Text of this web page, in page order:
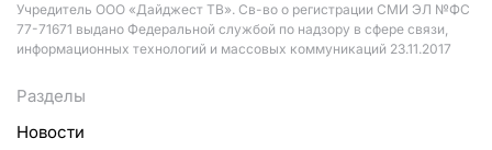
Учредитель ООО «Дайджест ТВ». Св-во о регистрации СМИ ЭЛ №ФС
77-71671 выдано Федеральной службой по надзору в сфере связи,
информационных технологий и массовых коммуникаций 23.11.2017
Разделы
Новости